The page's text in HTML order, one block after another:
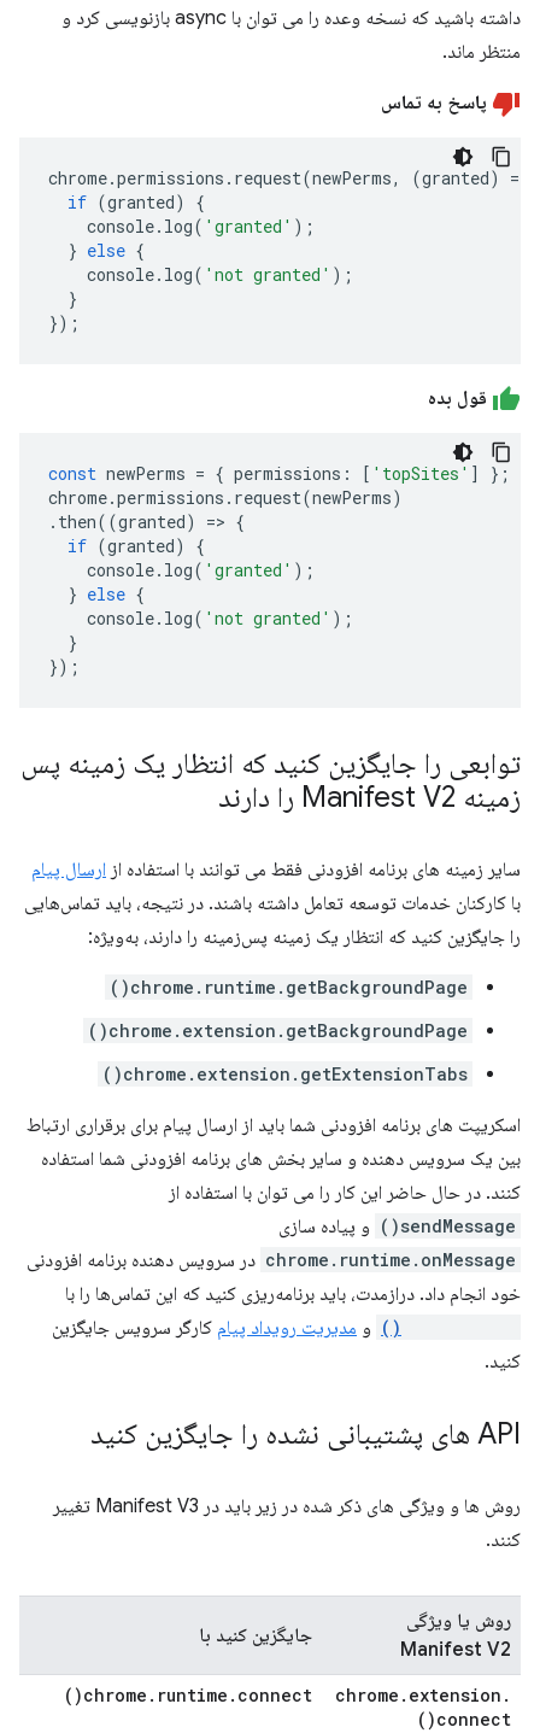
داشته باشید که نسخه وعده را می توان با async بازنویسی کرد و
منتظر ماند.
پاسخ به تماس
chrome.permissions . request(newPerms, (granted) =>
if (granted)
{
console. log( 'granted' );
} else {
console. log( 'not granted' );
}
});
قول بده
const newPerms = { permissions : [ 'topSites' ]
};
chrome.permissions . request(newPerms)
. then((granted) => {
if (granted)
{
console. log( 'granted' );
} else {
console. log( 'not granted' );
}
});
توابعی را جایگزین کنید که انتظار یک زمینه پس
زمینه Manifest V2 را دارند
سایر زمینه های برنامه افزودنی فقط می توانند با استفاده از ارسال پیام
با کارکنان خدمات توسعه تعامل داشته باشند. در نتیجه، باید تماس‌هایی
را جایگزین کنید که انتظار یک زمینه پس‌زمینه را دارند، به‌ویژه:
chrome.runtime.getBackgroundPage()
chrome.extension.getBackgroundPage()
chrome.extension.getExtensionTabs()
اسکریپت های برنامه افزودنی شما باید از ارسال پیام برای برقراری ارتباط
بین یک سرویس دهنده و سایر بخش های برنامه افزودنی شما استفاده
کنند. در حال حاضر این کار را می توان با استفاده از
sendMessage() و پیاده سازی
chrome.runtime.onMessage در سرویس دهنده برنامه افزودنی
خود انجام داد. درازمدت، باید برنامه‌ریزی کنید که این تماس‌ها را با
و مدیریت رویداد پیام کارگر سرویس جایگزین
کنید.
API های پشتیبانی نشده را جایگزین کنید
روش ها و ویژگی های ذکر شده در زیر باید در Manifest V3 تغییر
کنند.
روش یا ویژگی
Manifest V2
جایگزین کنید با
chrome . extension .
connect(
)
chrome . runtime . connect(
)